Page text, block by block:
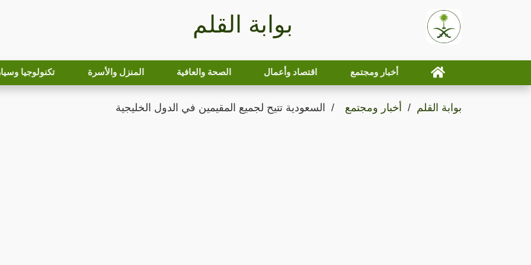
بوابة القلم
أخبار ومجتمع اقتصاد وأعمال الصحة والعافية المنزل والأسرة تكنولوجيا
بوابة القلم أخبار ومجتمع السعودية تتيح لجميع المقيمين في الدول الخليجية